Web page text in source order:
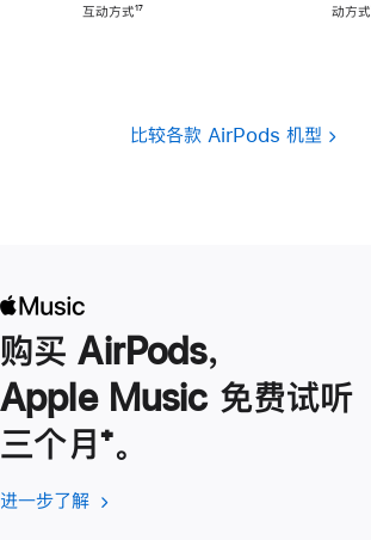
注
互动方式脚
¹⁷
注动方式
比较各款 AirPods 机型
购买 AirPods，
Apple Music 免费试听
三个月脚
注
⁺。
进一步了解 进
(在